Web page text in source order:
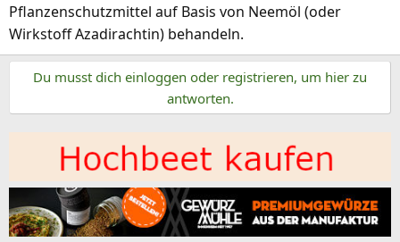
Pflanzenschutzmittel auf Basis von Neemöl (oder
Wirkstoff Azadirachtin) behandeln.
Du musst dich einloggen oder registrieren, um hier zu
antworten.